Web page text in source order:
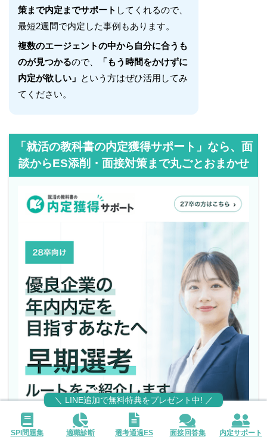
策まで内定までサポート してくれるので、
最短2週間で内定した事例もあります。
複数のエージェントの中から自分に合うも
のが見つかるので、
「もう時間をかけずに
内定が欲しい」 という方はぜひ活用してみ
てください。
「就活の教科書の内定獲得サポート」なら、面
談からES添削・面接対策まで丸ごとおまかせ
SPI問題集 適職診断 選考通過ES 面接回答集 内定サポート
＼ LINE追加で無料特典をプレゼント中! ／